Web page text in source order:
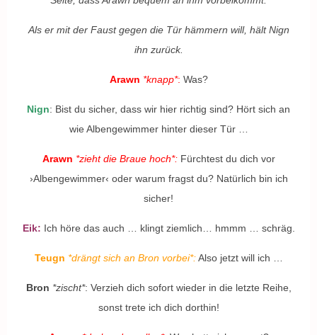
Als er mit der Faust gegen die Tür hämmern will, hält Nign
ihn zurück.
Arawn *knapp*: Was?
Nign: Bist du sicher, dass wir hier richtig sind? Hört sich an
wie Albengewimmer hinter dieser Tür …
Arawn *zieht die Braue hoch*:Fürchtest du dich vor
›Albengewimmer‹ oder warum fragst du? Natürlich bin ich
sicher!
Eik: Ich höre das auch … klingt ziemlich… hmmm … schräg.
Teugn *drängt sich an Bron vorbei*:Also jetzt will ich …
Bron *zischt*: Verzieh dich sofort wieder in die letzte Reihe,
sonst trete ich dich dorthin!